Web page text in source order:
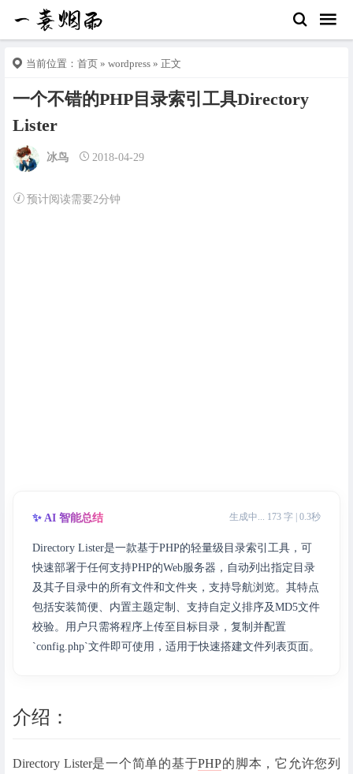
当前位置： 首页 » wordpress » 正文
一个不错的PHP目录索引工具Directory
Lister
冰鸟 2018-04-29
预计阅读需要2分钟
✨ AI 智能总结 生成中... 173 字 | 0.3秒
Directory Lister是一款基于PHP的轻量级目录索引工具，可
快速部署于任何支持PHP的Web服务器，自动列出指定目录
及其子目录中的所有文件和文件夹，支持导航浏览。其特点
包括安装简便、内置主题定制、支持自定义排序及MD5文件
校验。用户只需将程序上传至目标目录，复制并配置
`config.php`文件即可使用，适用于快速搭建文件列表页面。
介绍：
Directory Lister是一个简单的基于PHP的脚本，它允许您列